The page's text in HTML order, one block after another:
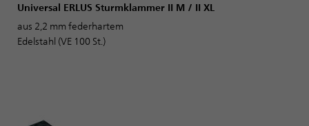
Universal ERLUS Sturmklammer II M / II XL
aus 2,2 mm federhartem
Edelstahl (VE 100 St.)